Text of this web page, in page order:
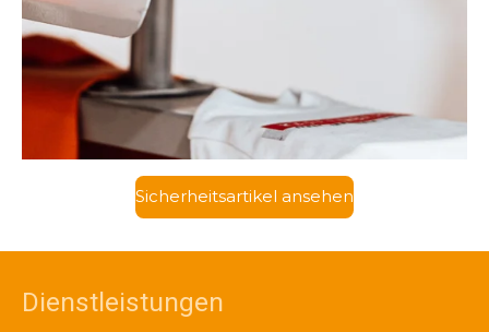
Sicherheitsartikel ansehen
Dienstleistungen